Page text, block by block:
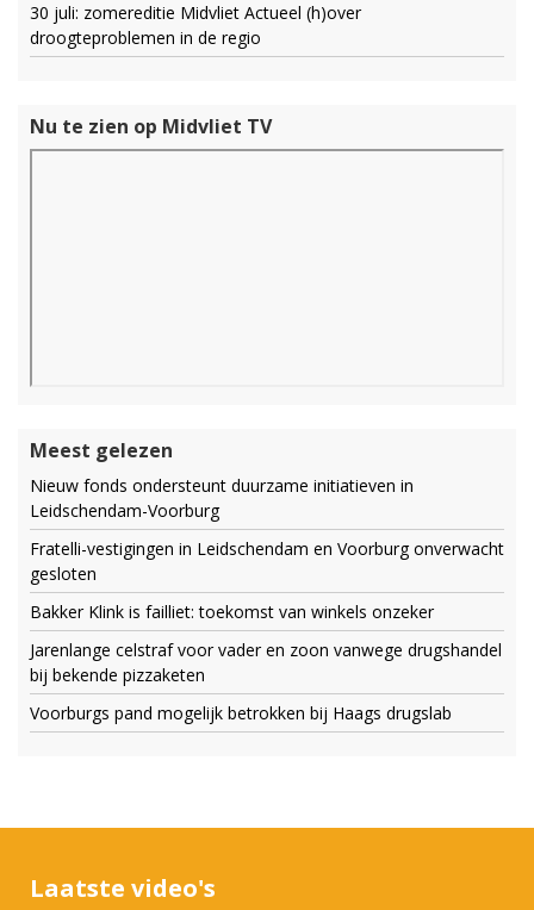
30 juli: zomereditie Midvliet Actueel (h)over
droogteproblemen in de regio
Nu te zien op Midvliet TV
Meest gelezen
Nieuw fonds ondersteunt duurzame initiatieven in
Leidschendam-Voorburg
Fratelli-vestigingen in Leidschendam en Voorburg onverwacht
gesloten
Bakker Klink is failliet: toekomst van winkels onzeker
Jarenlange celstraf voor vader en zoon vanwege drugshandel
bij bekende pizzaketen
Voorburgs pand mogelijk betrokken bij Haags drugslab
Laatste video's